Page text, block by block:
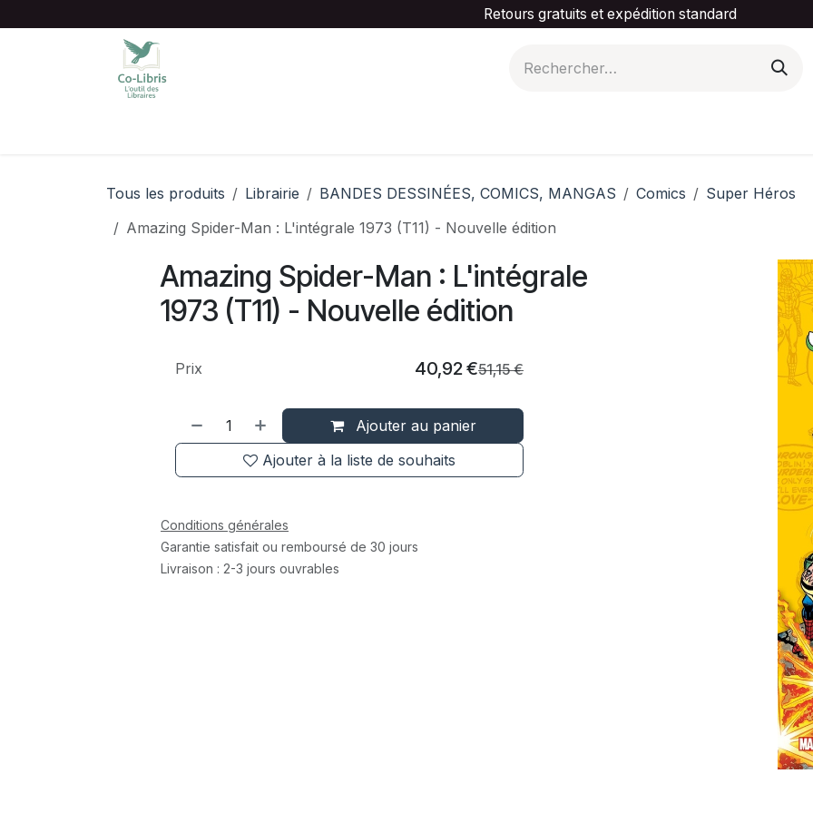
Retours gratuits et expédition standard
Tous les produits Librairie BANDES DESSINÉES, COMICS, MANGAS Comics
Super Héros
Amazing Spider-Man : L'intégrale 1973 (T11) - Nouvelle édition
Amazing Spider-Man : L'intégrale
1973 (T11) - Nouvelle édition
Ajouter au panier
Ajouter à la liste de souhaits
Prix 40,92€51,15€
Conditions générales
Garantie satisfait ou remboursé de 30 jours
Livraison : 2-3 jours ouvrables